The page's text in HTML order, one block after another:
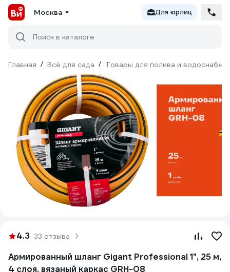
Москва Для юрлиц
Поиск в каталоге
Главная / Всё для сада / Товары для полива и
4.3 33 отзыва
Армированный шланг Gigant Professional 1", 25 м,
4 слоя, вязаный каркас GRH-08